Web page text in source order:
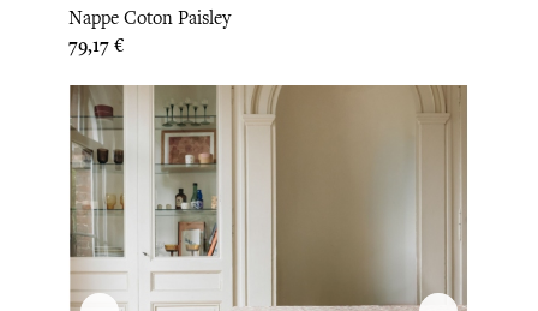
Nappe Coton Paisley
Prix
79,17 €